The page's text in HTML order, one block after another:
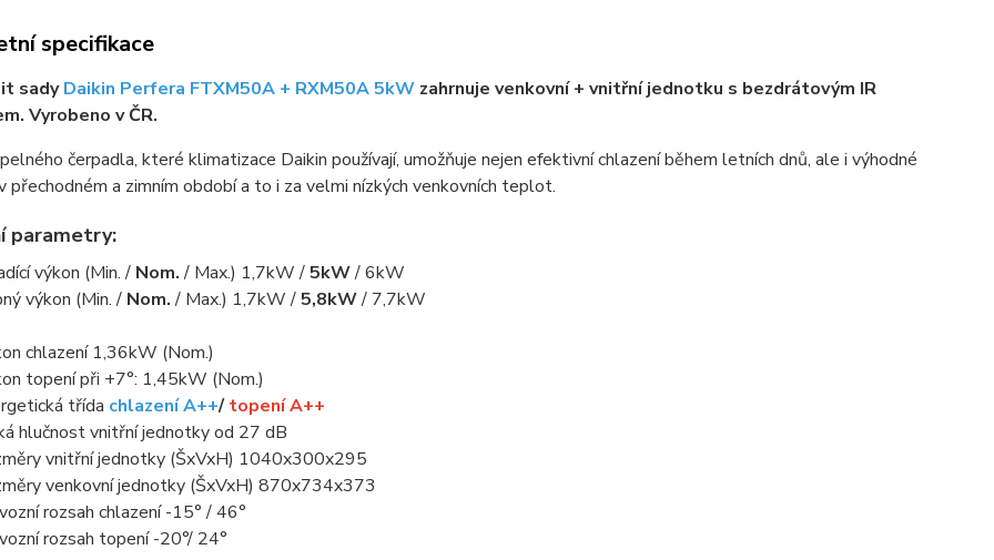
specifikace
sadyDaikin Perfera FTXM50A + RXM50A 5kWzahrnuje venkovní + vnitřní jednotku s bezdrátovým IR
Vyrobeno v ČR.
čerpadla, které klimatizace Daikin používají, umožňuje nejen efektivní chlazení během letních dnů, ale i výhodné
přechodném a zimním období a to i za velmi nízkých venkovních teplot.
parametry:
výkon (Min. / Nom./ Max.) 1,7kW /5kW/ 6kW
výkon (Min. / Nom./ Max.) 1,7kW /5,8kW/ 7,7kW
chlazení 1,36kW (Nom.)
topení při +7°: 1,45kW (Nom.)
třída chlazení A++/topení A++
hlučnost vnitřní jednotky od 27 dB
vnitřní jednotky (ŠxVxH) 1040x300x295
venkovní jednotky (ŠxVxH) 870x734x373
rozsah chlazení -15° / 46°
rozsah topení -20°/ 24°